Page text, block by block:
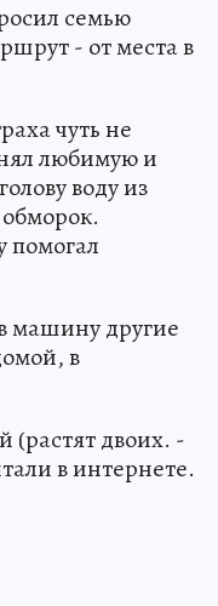
семью
- от места в
чуть не
любимую и
воду из
помогал
машину другие
в
(растят двоих. -
в интернете.